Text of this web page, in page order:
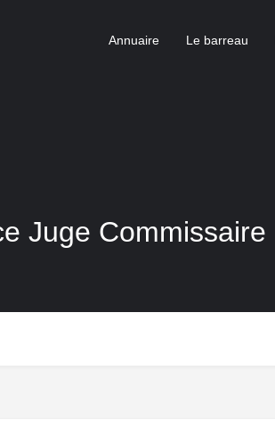
Annuaire Le barreau
Juge Commissaire